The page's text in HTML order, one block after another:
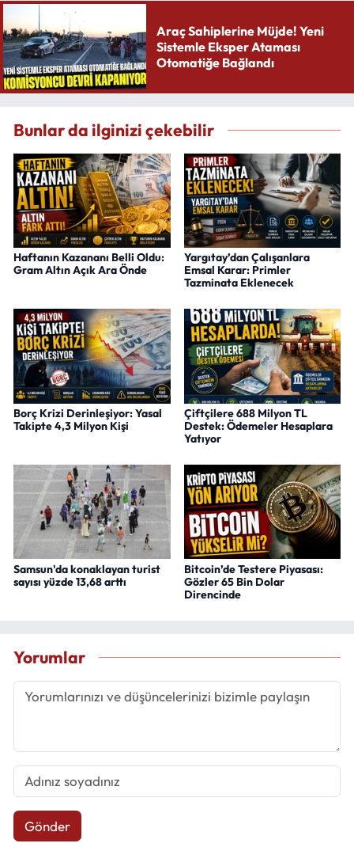
Araç Sahiplerine Müjde! Yeni
Sistemle Eksper Ataması
Otomatiğe Bağlandı
Bunlar da ilginizi çekebilir
Haftanın Kazananı Belli Oldu:
Gram Altın Açık Ara Önde
Yargıtay’dan Çalışanlara
Emsal Karar: Primler
Tazminata Eklenecek
Borç Krizi Derinleşiyor: Yasal
Takipte 4,3 Milyon Kişi
Çiftçilere 688 Milyon TL
Destek: Ödemeler Hesaplara
Yatıyor
Samsun'da konaklayan turist
sayısı yüzde 13,68 arttı
Bitcoin’de Testere Piyasası:
Gözler 65 Bin Dolar
Direncinde
Yorumlar
Gönder